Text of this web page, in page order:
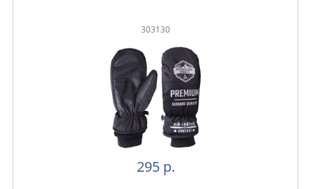
303130
295 р.